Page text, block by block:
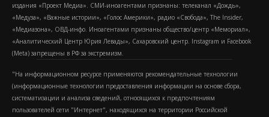
издания «Проект Медиа». СМИ-иноагентами признаны: телеканал «Дождь»,
«Медуза», «Важные истории», «Голос Америки», радио «Свобода», The Insider,
«Медиазона», ОВД-инфо. Иноагентами признаны общество/центр «Мемориал»,
«Аналитический Центр Юрия Левады», Сахаровский центр. Instagram и Facebook
(Metа) запрещены в РФ за экстремизм.
"На информационном ресурсе применяются рекомендательные технологии
(информационные технологии предоставления информации на основе сбора,
систематизации и анализа сведений, относящихся к предпочтениям
пользователей сети "Интернет", находящихся на территории Российской